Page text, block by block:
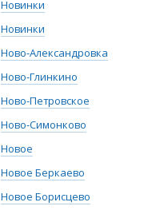
Новинки
Новинки
Ново-Александровка
Ново-Глинкино
Ново-Петровское
Ново-Симонково
Новое
Новое Беркаево
Новое Борисцево